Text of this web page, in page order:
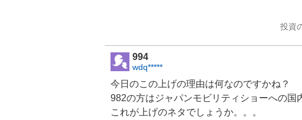
投資
994
wdq*****
今日のこの上げの理由は何なのですかね？
982の方はジャパンモビリティショーへの国
これが上げのネタでしょうか。。。